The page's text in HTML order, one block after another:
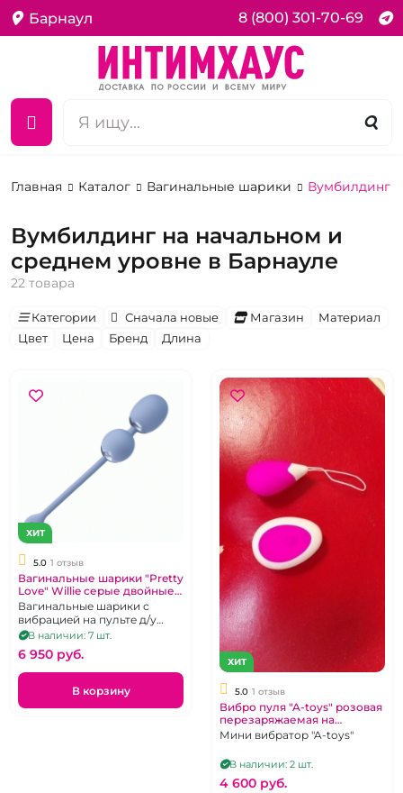
Барнаул 8 (800) 301-70-69
Главная Каталог Вагинальные шарики Вумбилдинг
Вумбилдинг на начальном и
среднем уровне в Барнауле
22 товара
Категории Сначала новые Магазин
Материал
Цвет
Цена Бренд Длина
ХИТ
5.0 1 отзыв
Вагинальные шарики "Pretty
Love" Willie серые двойные
на пульте
Вагинальные шарики с
вибрацией на пульте д/у
перезаряжаемые.
В наличии: 7 шт.
6 950 pуб.
В корзину
ХИТ
5.0 1 отзыв
Вибро пуля "A-toys" розовая
перезаряжаемая на
дистанционном управлении
Мини вибратор "A-toys"
В наличии: 2 шт.
4 600 pуб.